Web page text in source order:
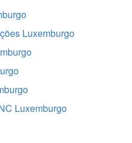
Luxemburgo
Luxemburgo